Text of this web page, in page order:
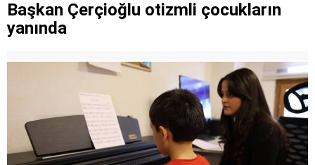
Başkan Çerçioğlu otizmli çocukların
yanında